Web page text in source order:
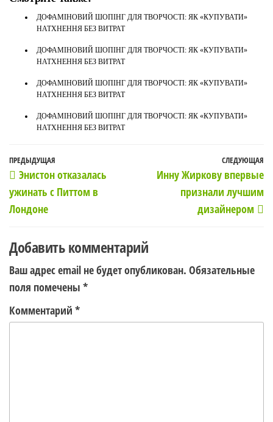
ДОФАМІНОВИЙ ШОПІНГ ДЛЯ ТВОРЧОСТІ: ЯК «КУПУВАТИ»
НАТХНЕННЯ БЕЗ ВИТРАТ
ДОФАМІНОВИЙ ШОПІНГ ДЛЯ ТВОРЧОСТІ: ЯК «КУПУВАТИ»
НАТХНЕННЯ БЕЗ ВИТРАТ
ДОФАМІНОВИЙ ШОПІНГ ДЛЯ ТВОРЧОСТІ: ЯК «КУПУВАТИ»
НАТХНЕННЯ БЕЗ ВИТРАТ
ДОФАМІНОВИЙ ШОПІНГ ДЛЯ ТВОРЧОСТІ: ЯК «КУПУВАТИ»
НАТХНЕННЯ БЕЗ ВИТРАТ
Навигация
по
записям
Предыдущая
запись
ПРЕДЫДУЩАЯ
Энистон отказалась
ужинать с Питтом в
Лондоне
СЛЕДУЮЩАЯ
Инну Жиркову впервые
признали лучшим
дизайнером
Добавить комментарий
Ваш адрес email не будет опубликован. Обязательные
поля помечены *
Комментарий *